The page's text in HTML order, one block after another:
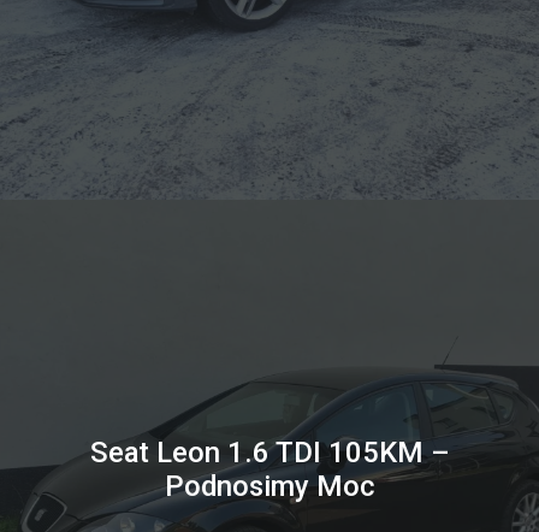
Seat Leon 1.6 TDI 105KM –
Podnosimy Moc